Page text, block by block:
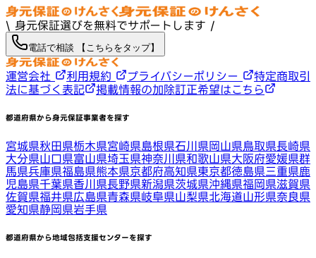
\ 身元保証選びを無料でサポートします /
電話で相談 【こちらをタップ】
運営会社 利用規約 プライバシーポリシー
特定商取引
法に基づく表記
掲載情報の加除訂正希望はこちら
都道府県から身元保証事業者を探す
宮城県秋田県栃木県宮崎県島根県石川県岡山県鳥取県長崎県
大分県山口県富山県埼玉県神奈川県和歌山県大阪府愛媛県群
馬県兵庫県福島県熊本県京都府高知県東京都徳島県三重県鹿
児島県千葉県香川県長野県新潟県茨城県沖縄県福岡県滋賀県
佐賀県福井県広島県青森県岐阜県山梨県北海道山形県奈良県
愛知県静岡県岩手県
都道府県から地域包括支援センターを探す